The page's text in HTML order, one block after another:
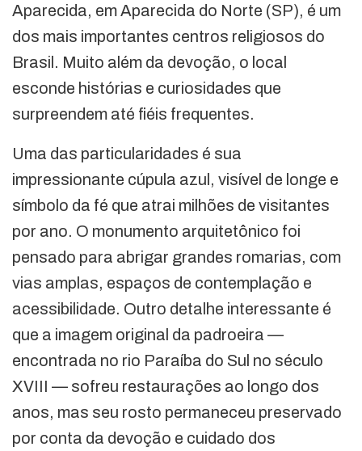
Aparecida, em Aparecida do Norte (SP), é um
dos mais importantes centros religiosos do
Brasil. Muito além da devoção, o local
esconde histórias e curiosidades que
surpreendem até fiéis frequentes.
Uma das particularidades é sua
impressionante cúpula azul, visível de longe e
símbolo da fé que atrai milhões de visitantes
por ano. O monumento arquitetônico foi
pensado para abrigar grandes romarias, com
vias amplas, espaços de contemplação e
acessibilidade. Outro detalhe interessante é
que a imagem original da padroeira —
encontrada no rio Paraíba do Sul no século
XVIII — sofreu restaurações ao longo dos
anos, mas seu rosto permaneceu preservado
por conta da devoção e cuidado dos